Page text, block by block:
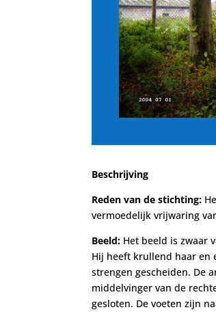
Beschrijving
Reden van de stichting:
vermoedelijk vrijwaring
Beeld: Het beeld is zwaar
Hij heeft krullend haar en
strengen gescheiden. De
middelvinger van de
gesloten. De voeten zijn